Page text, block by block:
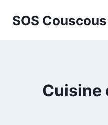
SOS Couscous
Cuisine